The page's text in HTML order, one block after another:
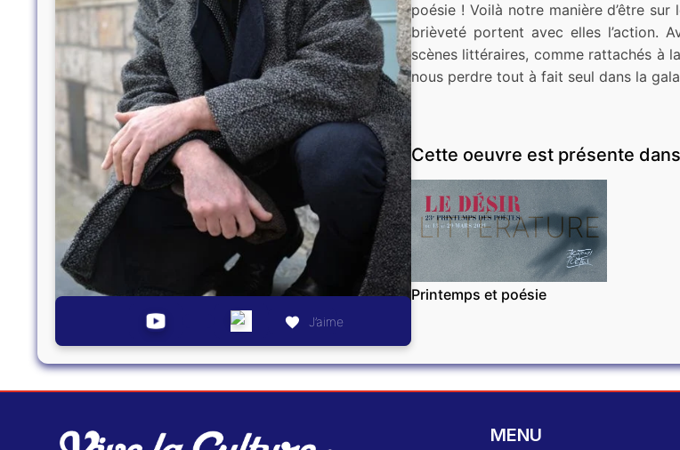
J’aime
poésie ! Voilà notre manière d’être
brièveté portent avec elles l’action.
scènes littéraires, comme rattachés à
nous perdre tout à fait seul dans la
Cette oeuvre est présente
LITTÉRATURE
Printemps et poésie
MENU